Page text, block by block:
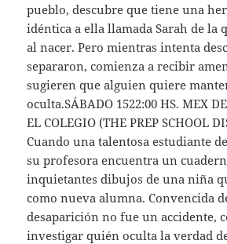
pueblo, descubre que tiene una
idéntica a ella llamada Sarah de la
al nacer. Pero mientras intenta
separaron, comienza a recibir
sugieren que alguien quiere
oculta.SÁBADO 1522:00 HS. MEX
EL COLEGIO (THE PREP SCHOOL
Cuando una talentosa estudiante
su profesora encuentra un
inquietantes dibujos de una niña
como nueva alumna. Convencida
desaparición no fue un accidente,
investigar quién oculta la verdad